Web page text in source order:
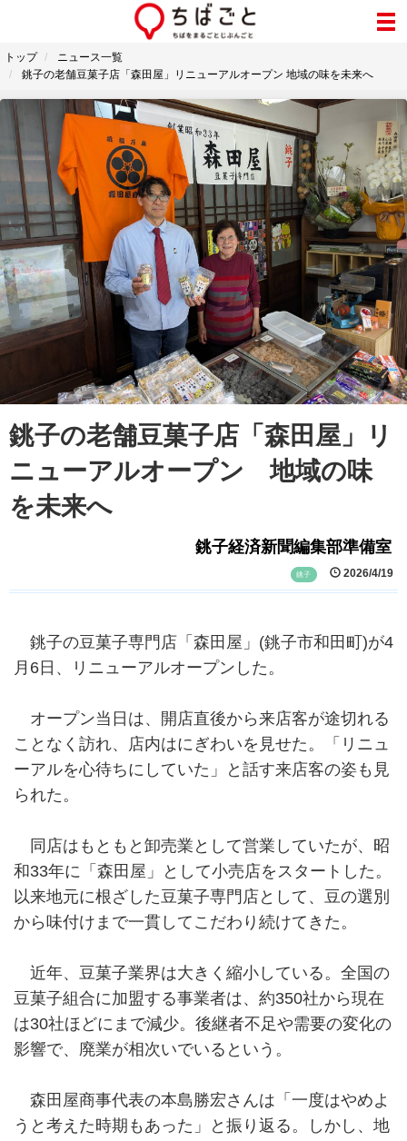
トップ
ニュース一覧
銚子の老舗豆菓子店「森田屋」リニューアルオープン 地域の味を未来へ
銚子の老舗豆菓子店「森田屋」リ
ニューアルオープン 地域の味
を未来へ
銚子経済新聞編集部準備室
銚子 2026/4/19
銚子の豆菓子専門店「森田屋」(銚子市和田町)が4
月6日、リニューアルオープンした。
オープン当日は、開店直後から来店客が途切れる
ことなく訪れ、店内はにぎわいを見せた。「リニュ
ーアルを心待ちにしていた」と話す来店客の姿も見
られた。
同店はもともと卸売業として営業していたが、昭
和33年に「森田屋」として小売店をスタートした。
以来地元に根ざした豆菓子専門店として、豆の選別
から味付けまで一貫してこだわり続けてきた。
近年、豆菓子業界は大きく縮小している。全国の
豆菓子組合に加盟する事業者は、約350社から現在
は30社ほどにまで減少。後継者不足や需要の変化の
影響で、廃業が相次いでいるという。
森田屋商事代表の本島勝宏さんは「一度はやめよ
うと考えた時期もあった」と振り返る。しかし、地